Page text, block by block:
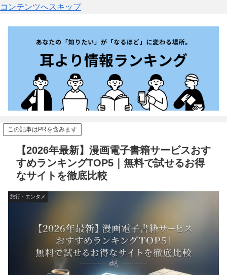
コンテンツへスキップ
この記事はPRを含みます
【2026年最新】漫画電子書籍サービスおす
すめランキングTOP5｜無料で試せるお得
なサイトを徹底比較
旅行・エンタメ